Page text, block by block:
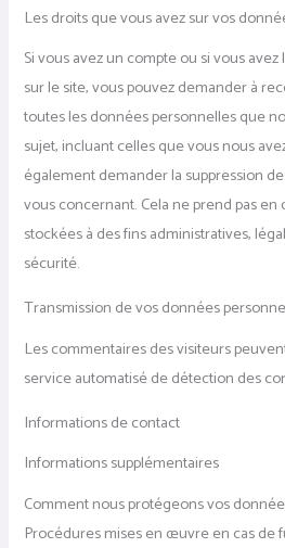
Les droits que vous avez sur vos
Si vous avez un compte ou si vous
sur le site, vous pouvez demander à
toutes les données personnelles que
sujet, incluant celles que vous nous
également demander la suppression
vous concernant. Cela ne prend pas
stockées à des fins administratives,
sécurité.
Transmission de vos données
Les commentaires des visiteurs
service automatisé de détection des
Informations de contact
Informations supplémentaires
Comment nous protégeons vos
Procédures mises en œuvre en cas de